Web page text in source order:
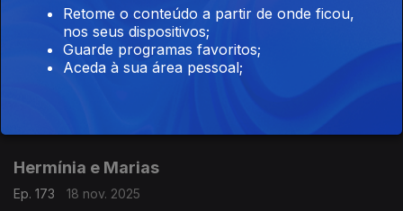
Manuel de Lima
Ep. 174
19 nov. 2025
Hermínia e Marias
Ep. 173
18 nov. 2025
Retome o conteúdo a partir de onde ficou,
nos seus dispositivos;
Guarde programas favoritos;
Aceda à sua área pessoal;